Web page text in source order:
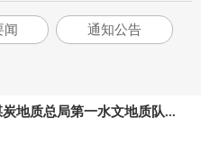
闻 通知公告
地质总局第一水文地质队...